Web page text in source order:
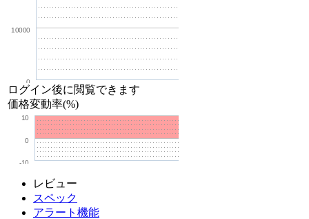
0
10000
ログイン後に閲覧できます
価格変動率(%)
-10
0
10
レビュー
スペック
アラート機能